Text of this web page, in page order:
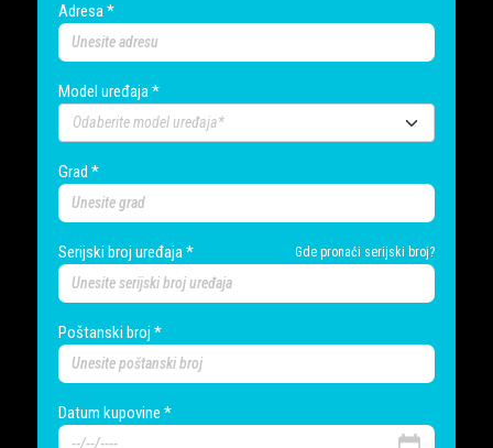
Adresa *
Model uređaja *
Grad *
Serijski broj uređaja * Gde pronaći serijski broj?
Poštanski broj *
Datum kupovine *